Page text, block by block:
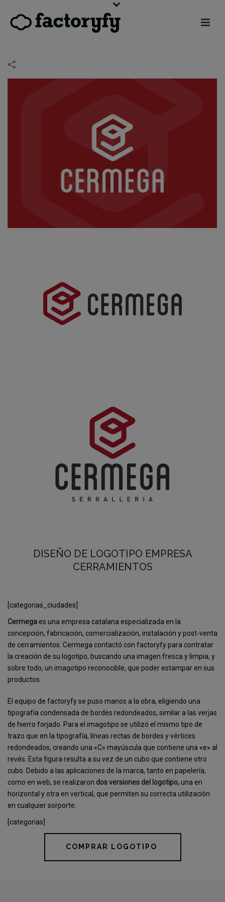
DISEÑO DE LOGOTIPO EMPRESA
CERRAMIENTOS
[categorias_ciudades]
Cermega es una empresa catalana especializada en la
concepción, fabricación, comercialización, instalación y post-venta
de cerramientos. Cermega contactó con factoryfy para contratar
la creación de su logotipo, buscando una imagen fresca y limpia, y
sobre todo, un imagotipo reconocible, que poder estampar en sus
productos.
El equipo de factoryfy se puso manos a la obra, eligiendo una
tipografía condensada de bordes redondeados, similar a las verjas
de hierro forjado. Para el imagotipo se utilizó el mismo tipo de
trazo que en la tipografía, líneas rectas de bordes y vértices
redondeados, creando una «C» mayúscula que contiene una «e» al
revés. Esta figura resulta a su vez de un cubo que contiene otro
cubo. Debido a las aplicaciones de la marca, tanto en papelería,
como en web, se realizaron dos versiones del logotipo,una en
horizontal y otra en vertical, que permiten su correcta utilización
en cualquier sorporte.
[categorias]
COMPRAR LOGOTIPO